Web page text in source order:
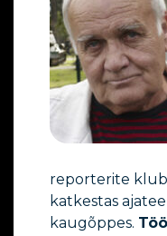
reporterite
katkestas
kaugõppes.